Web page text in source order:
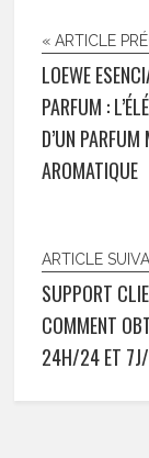
« ARTICLE
LOEWE
PARFUM :
D’UN
AROMATIQUE
ARTICLE
SUPPORT
COMMENT
24H/24 ET